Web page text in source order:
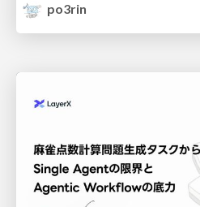
po3rin